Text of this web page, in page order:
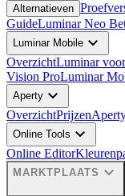
Alternatieven
GuideLuminar Neo
Luminar Mobile expand_more
OverzichtLuminar
Vision ProLuminar
Aperty expand_more
OverzichtPrijzen
Online Tools expand_more
Online Editor
MARKTPLAATS expand_more